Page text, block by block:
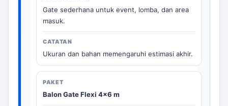
Gate sederhana untuk event, lomba, dan area
masuk.
Ukuran dan bahan memengaruhi estimasi akhir.
Balon Gate Flexi 4x6 m